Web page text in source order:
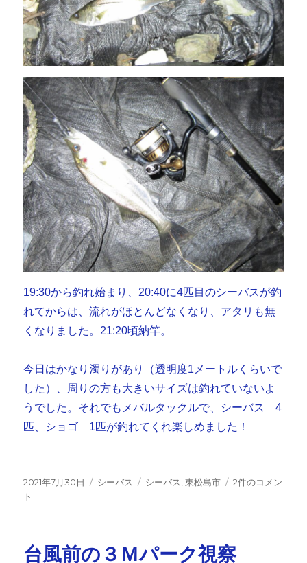
19:30から釣れ始まり、20:40に4匹目のシーバスが釣
れてからは、流れがほとんどなくなり、アタリも無
くなりました。21:20頃納竿。
今日はかなり濁りがあり（透明度1メートルくらいで
した）、周りの方も大きいサイズは釣れていないよ
うでした。それでもメバルタックルで、シーバス 4
匹、ショゴ 1匹が釣れてくれ楽しめました！
投
稿
2021年7月30日
カ
シーバス
タ
シーバス ,東松島市
台
水
2件のコメン
ト
台風前の３Ｍパーク視察